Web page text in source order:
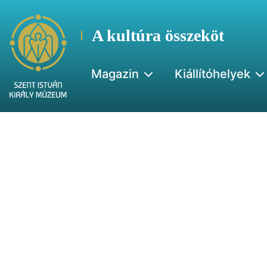
A kultúra összeköt
Magazin Kiállítóhelyek